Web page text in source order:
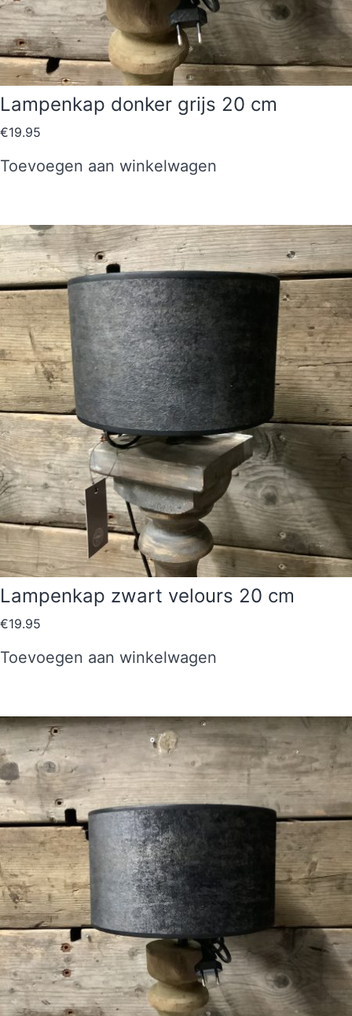
Lampenkap donker grijs 20 cm
€19.95
Toevoegen aan winkelwagen
Lampenkap zwart velours 20 cm
€19.95
Toevoegen aan winkelwagen